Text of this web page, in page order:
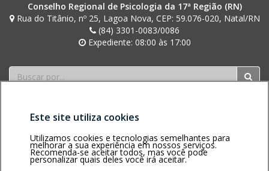
Conselho Regional de Psicologia da 17ª Região (RN)
Rua do Titânio, nº 25, Lagoa Nova, CEP: 59.076-020, Natal/RN
(84) 3301-0083/0086
Expediente: 08:00 às 17:00
Buscar
Área restritaPolítica de
Este site utiliza cookies
Utilizamos cookies e tecnologias semelhantes para
melhorar a sua experiência em nossos serviços.
Recomenda-se aceitar todos, mas você pode
personalizar quais deles você irá aceitar.